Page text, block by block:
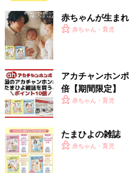
赤ちゃんが生ま
赤ちゃん・育児
アカチャンホン
倍【期間限定】
赤ちゃん・育児
たまひよの雑誌
赤ちゃん・育児